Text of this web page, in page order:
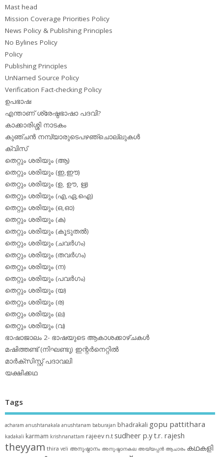
Mast head
Mission Coverage Priorities Policy
News Policy & Publishing Principles
No Bylines Policy
Policy
Publishing Principles
UnNamed Source Policy
Verification Fact-checking Policy
ഉപഭാഷ
എന്താണ് ശ്രേഷ്ഠഭാഷാ പദവി?
കാക്കാരിശ്ശി നാടകം
കുഞ്ചന്‍ നമ്പ്യാരുടെപഴഞ്ചൊല്ലുകള്‍
ക്വിസ്
തെറ്റും ശരിയും (ആ)
തെറ്റും ശരിയും (ഇ,ഈ)
തെറ്റും ശരിയും (ഉ, ഊ, ഋ)
തെറ്റും ശരിയും (എ,ഏ,ഐ)
തെറ്റും ശരിയും (ഒ,ഓ)
തെറ്റും ശരിയും (ക)
തെറ്റും ശരിയും (കൂടുതല്‍)
തെറ്റും ശരിയും (ചവര്‍ഗം)
തെറ്റും ശരിയും (തവര്‍ഗം)
തെറ്റും ശരിയും (ന)
തെറ്റും ശരിയും (പവര്‍ഗം)
തെറ്റും ശരിയും (യ)
തെറ്റും ശരിയും (ര)
തെറ്റും ശരിയും (ല)
തെറ്റും ശരിയും (വ)
ഭാഷാജാലം 2- ഭാഷയുടെ ആകാശക്കാഴ്ചകള്‍
മഷിത്തണ്ട് (നിഘണ്ടു) ഇന്റര്‍നെറ്റില്‍
മാര്‍ക്‌സിസ്റ്റ് പദാവലി
യക്ഷിക്കഥ
Tags
acharam anushtanakala anushtanam baburajan bhadrakali gopu pattithara
kadakali karmam krishnanattam rajeev n.t sudheer p.yt.r. rajesh
theyyam thira veli അനുഷ്ഠാനം അനുഷ്ഠാനകല അയ്യപ്പന്‍ ആചാരം കഥകളി